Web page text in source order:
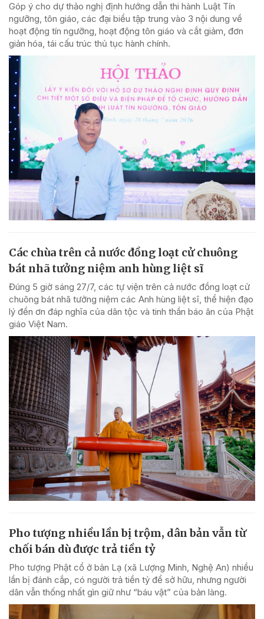
Góp ý cho dự thảo nghị định hướng dẫn thi hành Luật Tín
ngưỡng, tôn giáo, các đại biểu tập trung vào 3 nội dung về
hoạt động tín ngưỡng, hoạt động tôn giáo và cắt giảm, đơn
giản hóa, tái cấu trúc thủ tục hành chính.
Các chùa trên cả nước đồng loạt cử chuông
bát nhã tưởng niệm anh hùng liệt sĩ
Đúng 5 giờ sáng 27/7, các tự viện trên cả nước đồng loạt cử
chuông bát nhã tưởng niệm các Anh hùng liệt sĩ, thể hiện đạo
lý đền ơn đáp nghĩa của dân tộc và tinh thần báo ân của Phật
giáo Việt Nam.
Pho tượng nhiều lần bị trộm, dân bản vẫn từ
chối bán dù được trả tiền tỷ
Pho tượng Phật cổ ở bản Lạ (xã Lượng Minh, Nghệ An) nhiều
lần bị đánh cắp, có người trả tiền tỷ để sở hữu, nhưng người
dân vẫn thống nhất gìn giữ như “báu vật” của bản làng.